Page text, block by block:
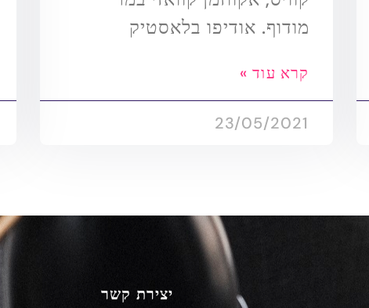
מודוף. אודיפו בלאסטיק
קרא עוד »
23/05/2021
יצירת קשר